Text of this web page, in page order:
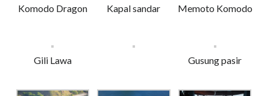
Komodo Dragon Kapal sandar Memoto Komodo
Gili Lawa Gusung pasir